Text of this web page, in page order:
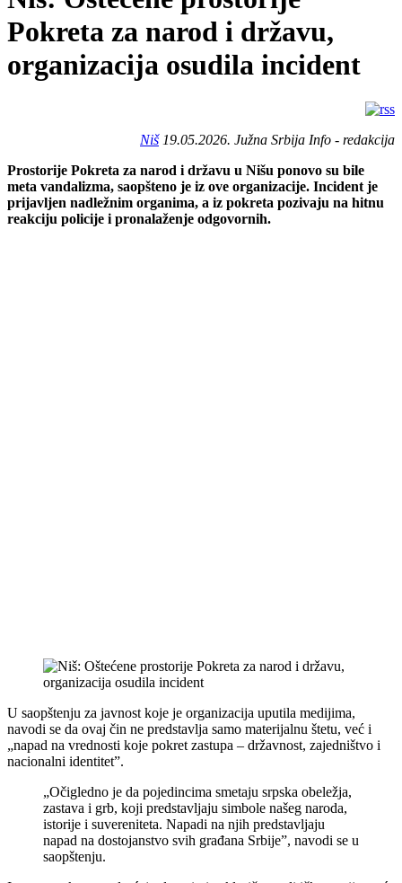
Pokreta za narod i državu,
organizacija osudila incident
Niš19.05.2026. Južna Srbija Info - redakcija
Prostorije Pokreta za narod i državu u Nišu ponovo su bile
meta vandalizma, saopšteno je iz ove organizacije. Incident je
prijavljen nadležnim organima, a iz pokreta pozivaju na hitnu
reakciju policije i pronalaženje odgovornih.
U saopštenju za javnost koje je organizacija uputila medijima,
navodi se da ovaj čin ne predstavlja samo materijalnu štetu, već i
„napad na vrednosti koje pokret zastupa – državnost, zajedništvo i
nacionalni identitet”.
„Očigledno je da pojedincima smetaju srpska obeležja,
zastava i grb, koji predstavljaju simbole našeg naroda,
istorije i suvereniteta. Napadi na njih predstavljaju
napad na dostojanstvo svih građana Srbije”, navodi se u
saopštenju.